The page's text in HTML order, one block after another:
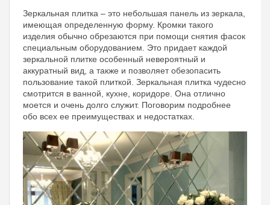
Зеркальная плитка – это небольшая панель из зеркала,
имеющая определенную форму. Кромки такого
изделия обычно обрезаются при помощи снятия фасок
специальным оборудованием. Это придает каждой
зеркальной плитке особенный невероятный и
аккуратный вид, а также и позволяет обезопасить
пользование такой плиткой. Зеркальная плитка чудесно
смотрится в ванной, кухне, коридоре. Она отлично
моется и очень долго служит. Поговорим подробнее
обо всех ее преимуществах и недостатках.